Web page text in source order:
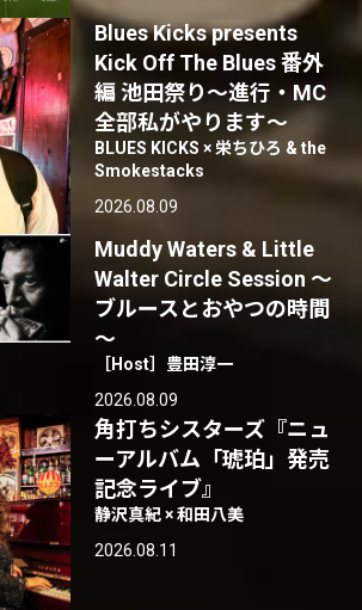
Blues Kicks presents
Kick Off The Blues 番外
編 池田祭り〜進行・MC
全部私がやります〜
BLUES KICKS × 栄ちひろ & the
Smokestacks
2026.08.09
Muddy Waters & Little
Walter Circle Session ～
ブルースとおやつの時間
～
［Host］豊田淳一
2026.08.09
角打ちシスターズ『ニュ
ーアルバム「琥珀」発売
記念ライブ』
静沢真紀 × 和田八美
2026.08.11